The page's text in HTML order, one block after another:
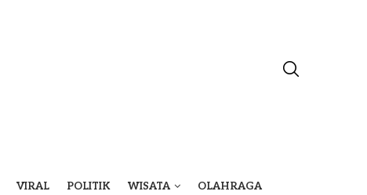
VIRAL POLITIK WISATA OLAHRAGA